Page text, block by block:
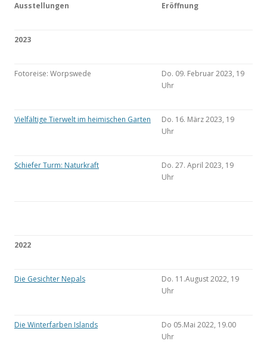
Ausstellungen Eröffnung
2023
Fotoreise: Worpswede
Do. 09. Februar 2023, 19
Uhr
Vielfältige Tierwelt im heimischen Garten
Do. 16. März 2023, 19
Uhr
Schiefer Turm: Naturkraft
Do. 27. April 2023, 19
Uhr
2022
Die Gesichter Nepals
Do. 11.August 2022, 19
Uhr
Die Winterfarben Islands
Do 05.Mai 2022, 19.00
Uhr